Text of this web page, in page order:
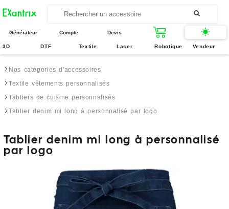
Générateur Compte Devis
3D DTF Textile Laser Robotique Vendeur
Nos catégories d'accessoires
Textile vêtements personnalisés
Tabliers de cuisine personnalisés
Tablier denim mi long à personnalisé par logo
Tablier denim mi long à personnalisé
par logo